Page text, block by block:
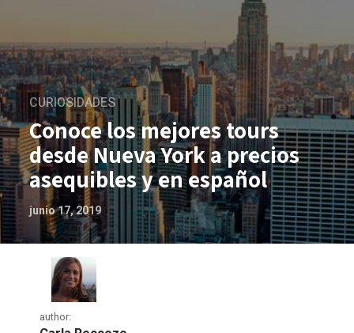
CURIOSIDADES
Conoce los mejores tours
desde Nueva York a precios
asequibles y en español
junio 17, 2019
author: